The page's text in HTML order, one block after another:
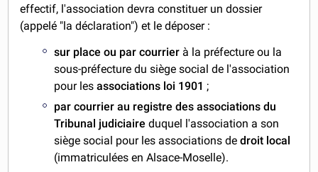
effectif, l'association devra constituer un dossier
(appelé "la déclaration") et le déposer :
sur place ou par courrier à la préfecture ou la
sous-préfecture du siège social de l'association
pour les associations loi 1901 ;
par courrier au registre des associations du
Tribunal judiciaire duquel l'association a son
siège social pour les associations dedroit local
(immatriculées en Alsace-Moselle).